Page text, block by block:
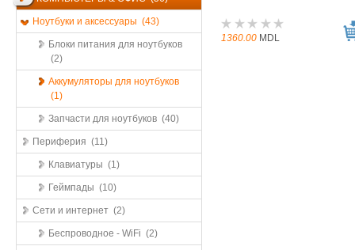
Ноутбуки и аксессуары (43)
Блоки питания для ноутбуков
(2)
Аккумуляторы для ноутбуков
(1)
Запчасти для ноутбуков (40)
Периферия (11)
Клавиатуры (1)
Геймпады (10)
Сети и интернет (2)
Беспроводное - WiFi (2)
1360.00 MDL